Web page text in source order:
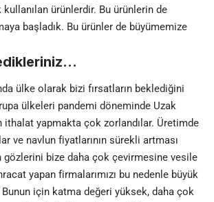
ürünlerdir. Bu ürünlerin de
başladık. Bu ürünler de büyümemize
ülke olarak bizi fırsatların beklediğini
ülkeleri pandemi döneminde Uzak
ithalat yapmakta çok zorlandılar. Üretimde
ve navlun fiyatlarının sürekli artması
gözlerini bize daha çok çevirmesine vesile
yapan firmalarımızı bu nedenle büyük
için katma değeri yüksek, daha çok